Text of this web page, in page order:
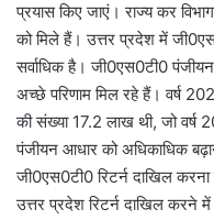
प्रयास किए जाएं। राज्य कर
को मिले हैं। उत्तर प्रदेश में
सर्वाधिक है। जी0एस0टी0
अच्छे परिणाम मिल रहे हैं। वर्ष
की संख्या 17.2 लाख थी, जो
पंजीयन आधार को अधिकाधिक
जी0एस0टी0 रिटर्न दाखिल
उत्तर प्रदेश रिटर्न दाखिल करने में